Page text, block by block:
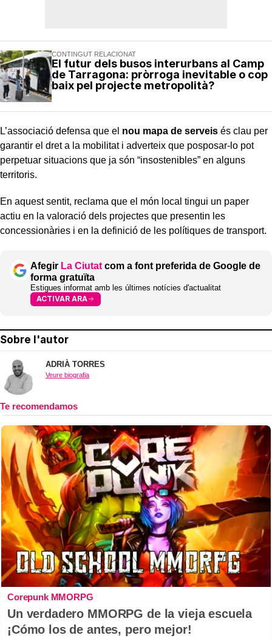
CONTINGUT RELACIONAT
El futur dels busos interurbans al Camp
de Tarragona: pròrroga inevitable o cop
baix pel projecte metropolità?
L’associació defensa que el nou mapa de serveis és clau per
garantir el dret a la mobilitat i adverteix que posposar-lo pot
perpetuar situacions que ja són “insostenibles” en alguns
territoris.
En aquest sentit, reclama que el món local tingui un paper
actiu en la valoració dels projectes que presentin les
concessionàries i en la definició de les polítiques de transport.
Afegir La Ciutat com a font preferida de Google de
forma gratuïta
Estigues informat amb les últimes notícies d'actualitat
ACTIVAR ARA
Sobre l'autor
ADRIÀ TORRES
Veure biografia
Corepunk MMORPG
Un verdadero MMORPG de la vieja escuela
¡Cómo los de antes, pero mejor!